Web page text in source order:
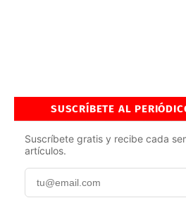
SUSCRÍBETE AL
Suscríbete gratis y recibe cada
artículos.